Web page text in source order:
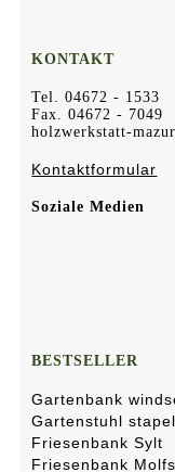
KONTAKT
Tel. 04672 - 1533
Fax. 04672 - 7049
holzwerkstatt-
Kontaktformular
Soziale Medien
BESTSELLER
Gartenbank
Gartenstuhl
Friesenbank Sylt
Friesenbank